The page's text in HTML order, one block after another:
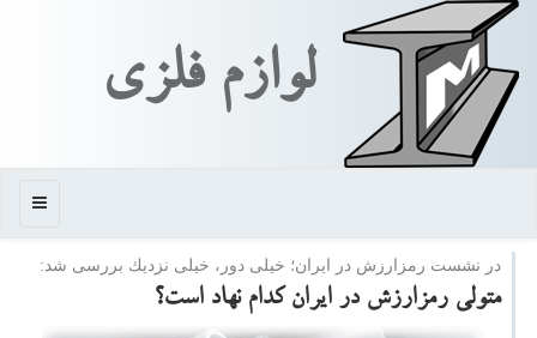
لوازم فلزی
منو
در نشست رمزارزش در ایران؛ خیلی دور، خیلی نزدیك بررسی شد:
متولی رمزارزش در ایران كدام نهاد است؟